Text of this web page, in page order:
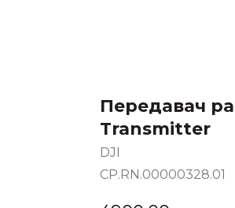
Передавач
Transmitter
DJI
CP.RN.00000328.01